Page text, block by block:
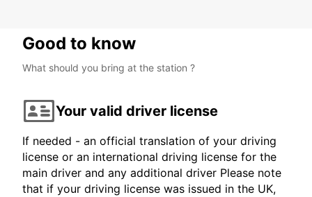
Good to know
What should you bring at the station ?
Your valid driver license
If needed - an official translation of your driving
license or an international driving license for the
main driver and any additional driver Please note
that if your driving license was issued in the UK,